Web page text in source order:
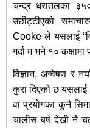
चन्द्र धरातलका
उछीट्टीएको
Cooke ले यसलाई
गर्दा म भने १०
विज्ञान, अन्वेषण र
कुरा दिएको छ
वा प्रयोगका कुनै
चालीस बर्ष देखी नै